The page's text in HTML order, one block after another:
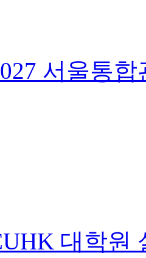
서울통
대학원